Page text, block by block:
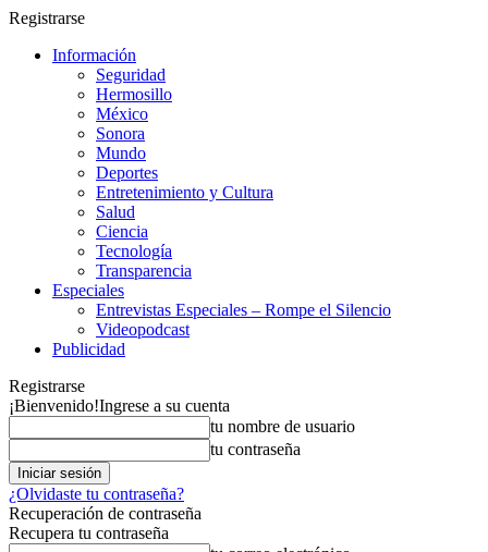
Registrarse
Información
Seguridad
Hermosillo
México
Sonora
Mundo
Deportes
Entretenimiento y Cultura
Salud
Ciencia
Tecnología
Transparencia
Especiales
Entrevistas Especiales – Rompe el Silencio
Videopodcast
Publicidad
Registrarse
¡Bienvenido!Ingrese a su cuenta
tu nombre de usuario
tu contraseña
¿Olvidaste tu contraseña?
Recuperación de contraseña
Recupera tu contraseña